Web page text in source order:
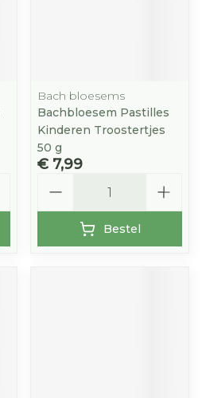
Bach bloesems
Bachbloesem Pastilles
Kinderen Troostertjes
50 g
€ 7,99
Bestel